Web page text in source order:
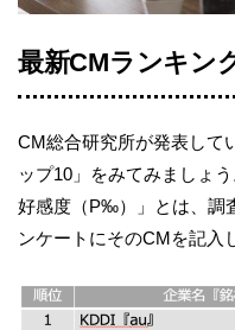
最新CMランキン
CM総合研究所が発表して
ップ10」をみてみましょ
好感度（P‰）」とは、調
ンケートにそのCMを記入